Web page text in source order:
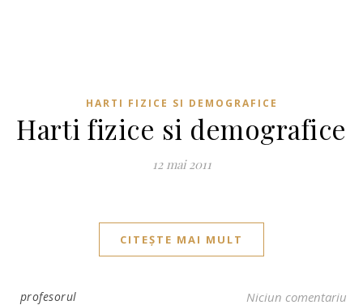
HARTI FIZICE SI DEMOGRAFICE
Harti fizice si demografice
12 mai 2011
CITEȘTE MAI MULT
profesorul Niciun comentariu